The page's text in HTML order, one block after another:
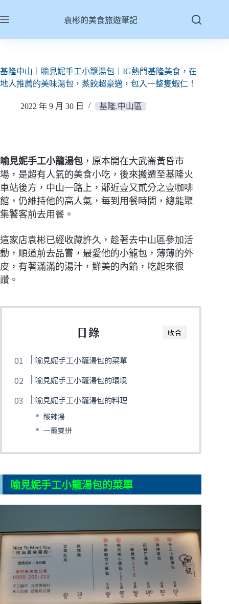
至
容
袁彬的美食旅遊筆記
基隆中山｜喻見妮手工小籠湯包｜IG熱門基隆美食，在
地人推薦的美味湯包，蒸餃超豪邁，包入一整隻蝦仁！
2022 年 9 月 30 日 基隆.中山區
喻見妮手工小籠湯包 ，原本開在大武崙黃昏市
場，是超有人氣的美食小吃，後來搬遷至基隆火
車站後方，中山一路上，鄰近壹又貳分之壹咖啡
館，仍維持他的高人氣，每到用餐時間，總能聚
集饕客前去用餐。
這家店袁彬已經收藏許久，趁著去中山區參加活
動，順道前去品嘗，最愛他的小籠包，薄薄的外
皮，有著滿滿的湯汁，鮮美的內餡，吃起來很
讚。
收合
目錄
喻見妮手工小籠湯包的菜單
喻見妮手工小籠湯包的環境
喻見妮手工小籠湯包的料理
酸辣湯
一籠雙拼
喻見妮手工小籠湯包的菜單